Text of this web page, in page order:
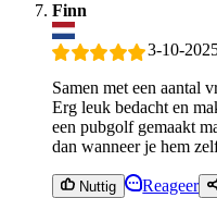
Finn
3-10-
Samen met een aantal
Erg leuk bedacht en
een pubgolf gemaakt
dan wanneer je hem
Nuttig Reageer